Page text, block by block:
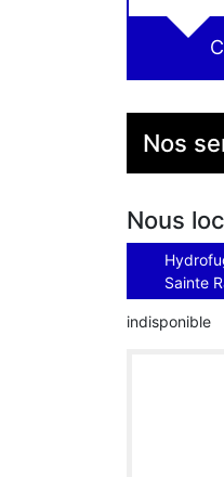
Nos
Nous
Sainte
indisponible